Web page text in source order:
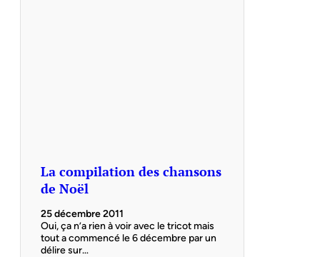
La compilation des chansons
de Noël
25 décembre 2011
Oui, ça n’a rien à voir avec le tricot mais
tout a commencé le 6 décembre par un
délire sur…